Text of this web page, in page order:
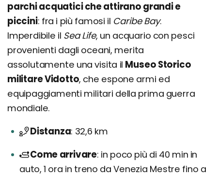
parchi acquatici che attirano grandi e
piccini: fra i più famosi il Caribe Bay.
Imperdibile il Sea Life, un acquario con pesci
provenienti dagli oceani, merita
assolutamente una visita il Museo Storico
militare Vidotto, che espone armi ed
equipaggiamenti militari della prima guerra
mondiale.
Distanza 32,6 km
Come arrivare in poco più di 40 min in
auto, 1 ora in treno da Venezia Mestre fino a